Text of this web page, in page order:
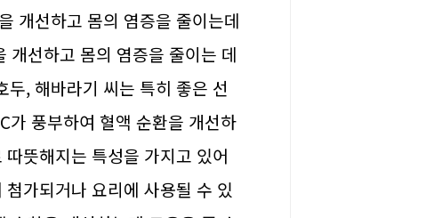
개선하고 몸의 염증을 줄이는데
개선하고 몸의 염증을 줄이는 데
, 해바라기 씨는 특히 좋은 선
가 풍부하여 혈액 순환을 개선하
뜻해지는 특성을 가지고 있어
가되거나 요리에 사용될 수 있